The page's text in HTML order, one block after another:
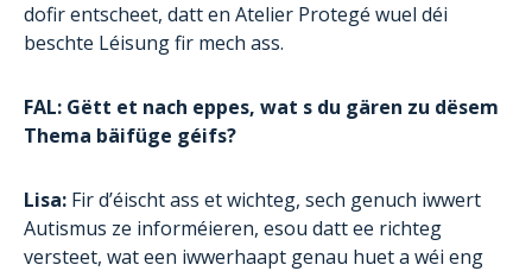
dofir entscheet, datt en Atelier Protegé wuel déi
beschte Léisung fir mech ass.
FAL: Gëtt et nach eppes, wat s du gären zu dësem
Thema bäifüge géifs?
Lisa: Fir d’éischt ass et wichteg, sech genuch iwwert
Autismus ze informéieren, esou datt ee richteg
versteet, wat een iwwerhaapt genau huet a wéi eng